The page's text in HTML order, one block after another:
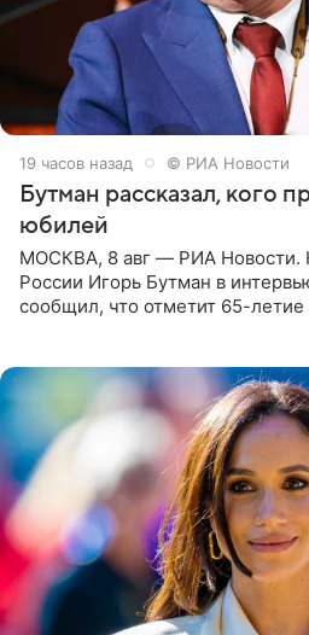
19 часов назад © РИА Новости
Бутман рассказал, кого
юбилей
МОСКВА, 8 авг — РИА Новости.
России Игорь Бутман в
сообщил, что отметит 65-